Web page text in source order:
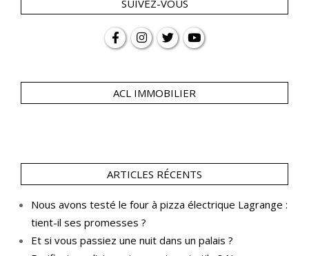
SUIVEZ-VOUS
ACL IMMOBILIER
ARTICLES RÉCENTS
Nous avons testé le four à pizza électrique Lagrange :
tient-il ses promesses ?
Et si vous passiez une nuit dans un palais ?